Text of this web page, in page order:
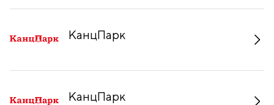
КанцПарк
КанцПарк